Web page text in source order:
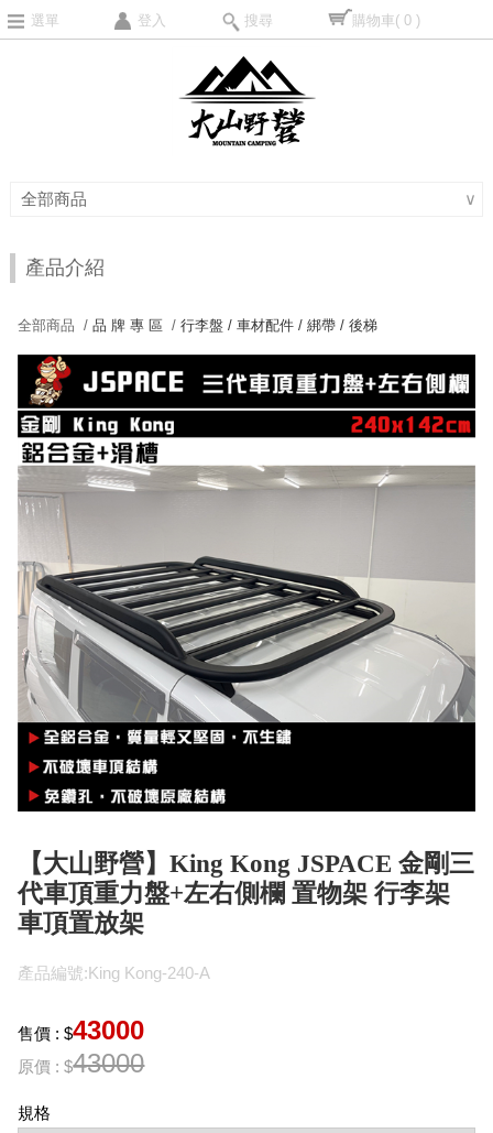
選單 登入 搜尋 購物車( 0 )
全部商品 ∨
產品介紹
全部商品 /品 牌 專 區 /行李盤 / 車材配件 / 綁帶 / 後梯
【大山野營】King Kong JSPACE 金剛三
代車頂重力盤+左右側欄 置物架 行李架
車頂置放架
產品編號:King Kong-240-A
售價 : $43000
原價 : $43000
規格